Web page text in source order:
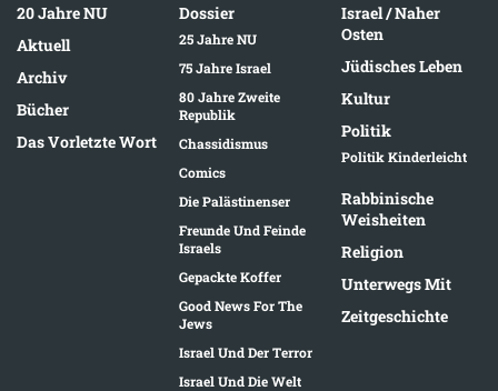
20 Jahre NU
Aktuell
Archiv
Bücher
Das Vorletzte Wort
Dossier
25 Jahre NU
75 Jahre Israel
80 Jahre Zweite
Republik
Chassidismus
Comics
Die Palästinenser
Freunde Und Feinde
Israels
Gepackte Koffer
Good News For The
Jews
Israel Und Der Terror
Israel Und Die Welt
Israel / Naher
Osten
Jüdisches Leben
Kultur
Politik
Politik Kinderleicht
Rabbinische
Weisheiten
Religion
Unterwegs Mit
Zeitgeschichte